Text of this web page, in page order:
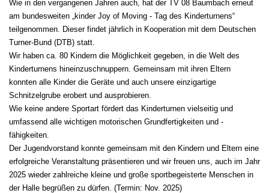
Wie in den vergangenen Jahren auch, hat der TV 08 Baumbach erneut
am bundesweiten „kinder Joy of Moving - Tag des Kinderturnens“
teilgenommen. Dieser findet jährlich in Kooperation mit dem Deutschen
Turner-Bund (DTB) statt.
Wir haben ca. 80 Kindern die Möglichkeit gegeben, in die Welt des
Kinderturnens hineinzuschnuppern. Gemeinsam mit ihren Eltern
konnten alle Kinder die Geräte und auch unsere einzigartige
Schnitzelgrube erobert und ausprobieren.
Wie keine andere Sportart fördert das Kinderturnen vielseitig und
umfassend alle wichtigen motorischen Grundfertigkeiten und -
fähigkeiten.
Der Jugendvorstand konnte gemeinsam mit den Kindern und Eltern eine
erfolgreiche Veranstaltung präsentieren und wir freuen uns, auch im Jahr
2025 wieder zahlreiche kleine und große sportbegeisterte Menschen in
der Halle begrüßen zu dürfen. (Termin: Nov. 2025)